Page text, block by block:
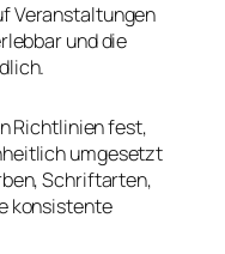
Veranstaltungen
und die
Richtlinien fest,
umgesetzt
Schriftarten,
konsistente